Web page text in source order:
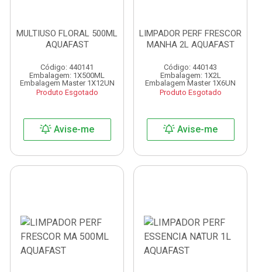
MULTIUSO FLORAL 500ML
AQUAFAST
Código: 440141
Embalagem: 1X500ML
Embalagem Master 1X12UN
Produto Esgotado
Avise-me
LIMPADOR PERF FRESCOR
MANHA 2L AQUAFAST
Código: 440143
Embalagem: 1X2L
Embalagem Master 1X6UN
Produto Esgotado
Avise-me